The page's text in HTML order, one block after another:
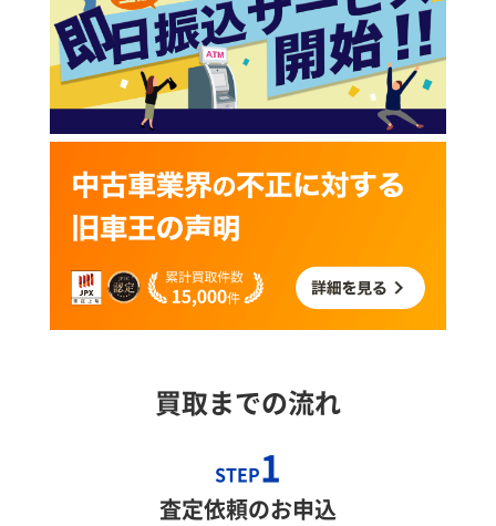
買取までの流れ
STEP1
査定依頼のお申込